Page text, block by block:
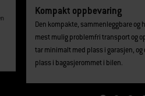
Kompakt oppbevaring
Den kompakte, sammenleggbare
mest mulig problemfri transport og
tar minimalt med plass i garasjen, og
plass i bagasjerommet i bilen.